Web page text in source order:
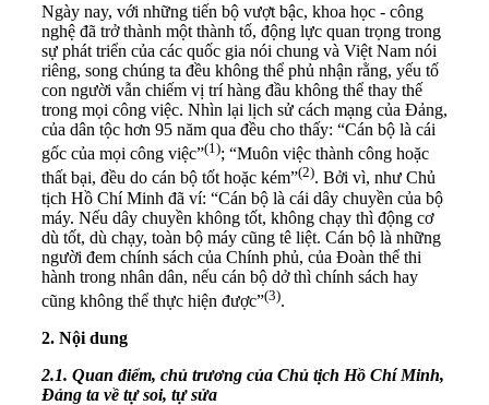
Ngày nay, với những tiến bộ vượt bậc, khoa học - công
nghệ đã trở thành một thành tố, động lực quan trọng trong
sự phát triển của các quốc gia nói chung và Việt Nam nói
riêng, song chúng ta đều không thể phủ nhận rằng, yếu tố
con người vẫn chiếm vị trí hàng đầu không thể thay thế
trong mọi công việc. Nhìn lại lịch sử cách mạng của Đảng,
của dân tộc hơn 95 năm qua đều cho thấy: “Cán bộ là cái
gốc của mọi công việc”(1); “Muôn việc thành công hoặc
thất bại, đều do cán bộ tốt hoặc kém”(2). Bởi vì, như Chủ
tịch Hồ Chí Minh đã ví: “Cán bộ là cái dây chuyền của bộ
máy. Nếu dây chuyền không tốt, không chạy thì động cơ
dù tốt, dù chạy, toàn bộ máy cũng tê liệt. Cán bộ là những
người đem chính sách của Chính phủ, của Đoàn thể thi
hành trong nhân dân, nếu cán bộ dở thì chính sách hay
cũng không thể thực hiện được”(3).
2. Nội dung
2.1. Quan điểm, chủ trương của Chủ tịch Hồ Chí Minh,
Đảng ta về tự soi, tự sửa